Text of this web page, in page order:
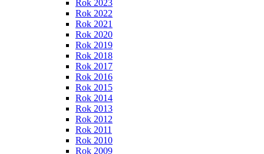
Rok 2023
Rok 2022
Rok 2021
Rok 2020
Rok 2019
Rok 2018
Rok 2017
Rok 2016
Rok 2015
Rok 2014
Rok 2013
Rok 2012
Rok 2011
Rok 2010
Rok 2009